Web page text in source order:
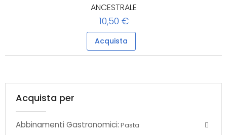
ANCESTRALE
10,50 €
Acquista
Acquista per
Abbinamenti Gastronomici: Pasta